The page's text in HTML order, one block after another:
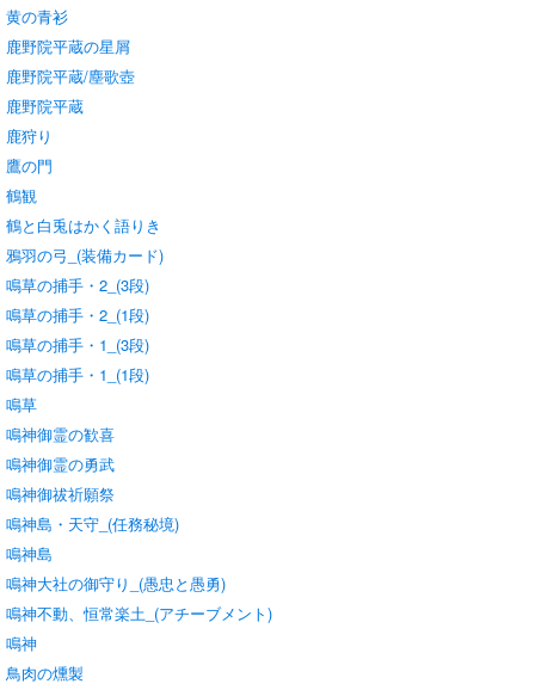
黄の青衫
鹿野院平蔵の星屑
鹿野院平蔵/塵歌壺
鹿野院平蔵
鹿狩り
鷹の門
鶴観
鶴と白兎はかく語りき
鴉羽の弓_(装備カード)
鳴草の捕手・2_(3段)
鳴草の捕手・2_(1段)
鳴草の捕手・1_(3段)
鳴草の捕手・1_(1段)
鳴草
鳴神御霊の歓喜
鳴神御霊の勇武
鳴神御祓祈願祭
鳴神島・天守_(任務秘境)
鳴神島
鳴神大社の御守り_(愚忠と愚勇)
鳴神不動、恒常楽土_(アチーブメント)
鳴神
鳥肉の燻製